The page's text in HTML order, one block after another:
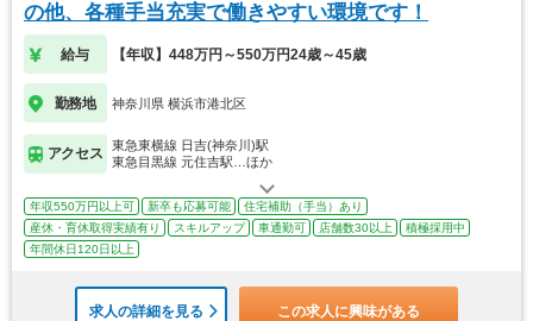
の他、各種手当充実で働きやすい環境です！
給与 【年収】448万円～550万円24歳～45歳
勤務地 神奈川県 横浜市港北区
アクセス
東急東横線 日吉(神奈川)駅
東急目黒線 元住吉駅…ほか
年収550万円以上可 新卒も応募可能
住宅補助（手当）あり
産休・育休取得実績有り
スキルアップ 車通勤可 店舗数30以上
積極採用中
年間休日120日以上
求人の詳細を見る この求人に興味がある